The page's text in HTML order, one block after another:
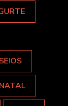
NATAL